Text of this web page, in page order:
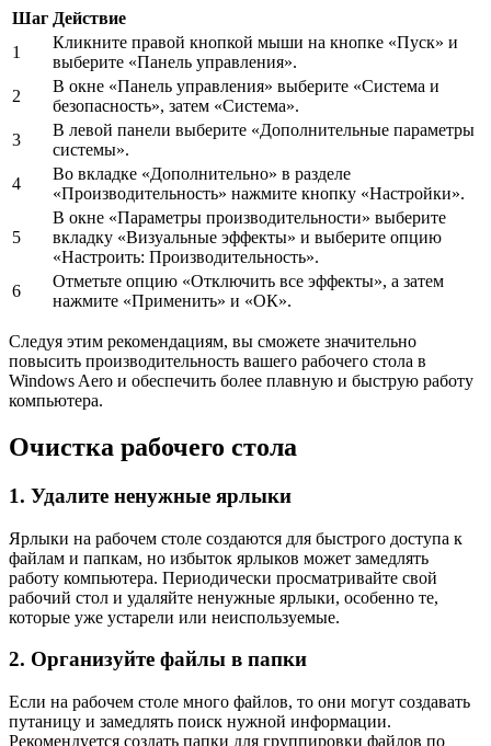
Шаг Действие
1
Кликните правой кнопкой мыши на кнопке «Пуск» и
выберите «Панель управления».
2
В окне «Панель управления» выберите «Система и
безопасность», затем «Система».
3
В левой панели выберите «Дополнительные параметры
системы».
4
Во вкладке «Дополнительно» в разделе
«Производительность» нажмите кнопку «Настройки».
5
В окне «Параметры производительности» выберите
вкладку «Визуальные эффекты» и выберите опцию
«Настроить: Производительность».
6
Отметьте опцию «Отключить все эффекты», а затем
нажмите «Применить» и «ОК».
Следуя этим рекомендациям, вы сможете значительно
повысить производительность вашего рабочего стола в
Windows Aero и обеспечить более плавную и быструю работу
компьютера.
Очистка рабочего стола
1. Удалите ненужные ярлыки
Ярлыки на рабочем столе создаются для быстрого доступа к
файлам и папкам, но избыток ярлыков может замедлять
работу компьютера. Периодически просматривайте свой
рабочий стол и удаляйте ненужные ярлыки, особенно те,
которые уже устарели или неиспользуемые.
2. Организуйте файлы в папки
Если на рабочем столе много файлов, то они могут создавать
путаницу и замедлять поиск нужной информации.
Рекомендуется создать папки для группировки файлов по